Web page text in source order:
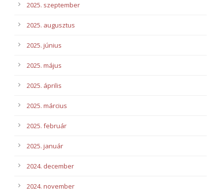
2025. szeptember
2025. augusztus
2025. június
2025. május
2025. április
2025. március
2025. február
2025. január
2024. december
2024. november